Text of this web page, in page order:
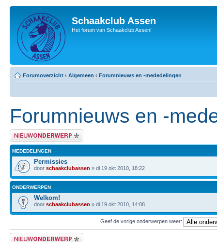
Schaakclub Assen
Het forum van Schaakclub Assen!
Forumoverzicht ‹ Algemeen ‹ Forumnieuws en -mededelingen
Forumnieuws en -
Plaats een nieuw bericht
MEDEDELINGEN
Permissies
door schaakclubassen » di 19 okt 2010, 18:22
ONDERWERPEN
Welkom!
door schaakclubassen » di 19 okt 2010, 14:08
Geef de vorige onderwerpen weer:
Plaats een nieuw bericht